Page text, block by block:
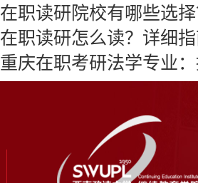
在职读研院校有哪些选
在职读研怎么读？详细
重庆在职考研法学专业